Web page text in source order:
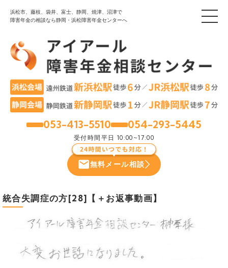
浜松市、藤枝、袋井、富士、静岡、焼津、沼津で
障害年金の相談なら静岡・浜松障害年金センターへ
053-413-5510 054-293-5445
受付時間 平日 10:00~17:00
無料メール相談
統合失調症の方[28]【＋お返事動画】